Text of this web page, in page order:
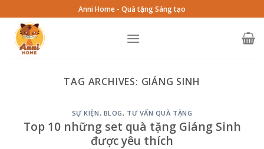
to
content
Anni Home - Quà tặng Sáng tạo
TAG ARCHIVES: GIÁNG SINH
SỰ KIỆN, BLOG, TƯ VẤN QUÀ TẶNG
Top 10 những set quà tặng Giáng Sinh
được yêu thích